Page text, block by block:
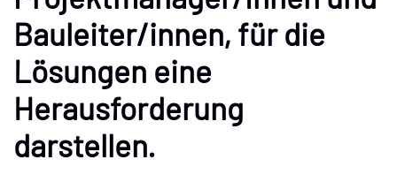
Bauleiter/innen, für die
Lösungen eine
Herausforderung
darstellen.